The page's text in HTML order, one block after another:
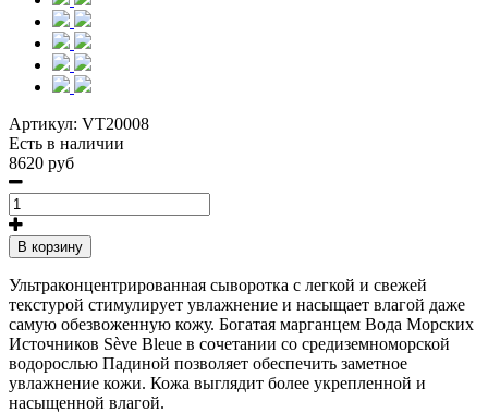
Артикул: VT20008
Есть в наличии
8620 руб
В корзину
Ультраконцентрированная сыворотка с легкой и свежей
текстурой стимулирует увлажнение и насыщает влагой даже
самую обезвоженную кожу. Богатая марганцем Вода Морских
Источников Sève Bleue в сочетании со средиземноморской
водорослью Падиной позволяет обеспечить заметное
увлажнение кожи. Кожа выглядит более укрепленной и
насыщенной влагой.